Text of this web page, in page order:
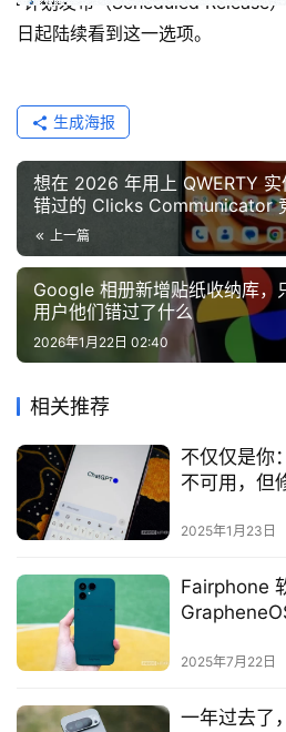
日起陆续看到这一选项。
生成海报
想在 2026 年用上 QWERTY
错过的 Clicks Communicator
上一篇
Google 相册新增贴纸收纳库
用户他们错过了什么
2026年1月22日 02:40
相关推荐
不仅仅是你
不可用，但
2025年1月23日
Fairphone
2025年7月22日
一年过去了